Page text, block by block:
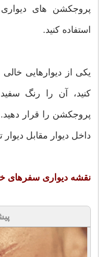
پروجکشن های
استفاده کنید.
یکی از دیوارهایی
کنید، آن را رنگ
پروجکشن را قرار
داخل دیوار مقابل
نقشه دیواری سفرهای